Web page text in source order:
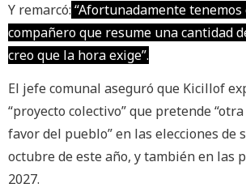
Y remarcó: “Afortunadamente tenemos
compañero que resume una cantidad
creo que la hora exige”.
El jefe comunal aseguró que Kicillof
“proyecto colectivo” que pretende
favor del pueblo” en las elecciones de
octubre de este año, y también en las
2027.